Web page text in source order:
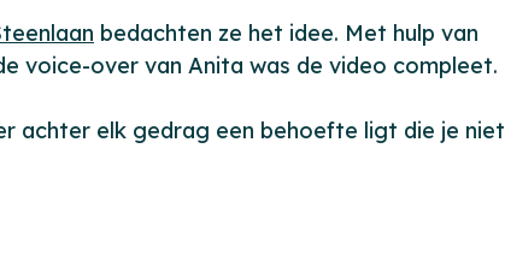
bedachten ze het idee. Met hulp van
voice-over van Anita was de video compleet.
achter elk gedrag een behoefte ligt die je niet